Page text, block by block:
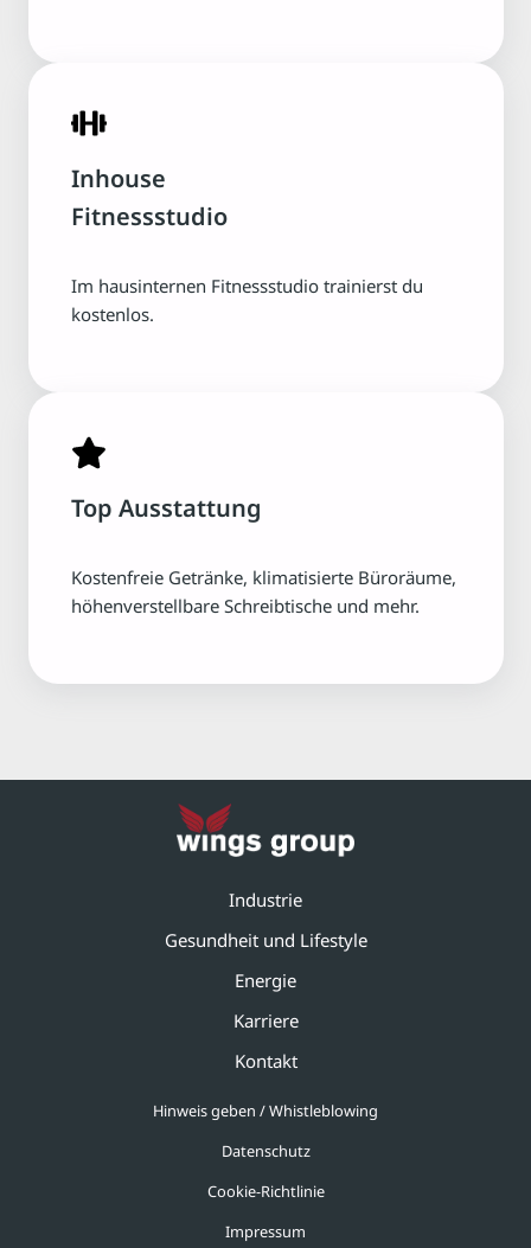
Inhouse
Fitnessstudio
Im hausinternen Fitnessstudio trainierst du
kostenlos.
Top Ausstattung
Kostenfreie Getränke, klimatisierte Büroräume,
höhenverstellbare Schreibtische und mehr.
Industrie
Gesundheit und Lifestyle
Energie
Karriere
Kontakt
Hinweis geben / Whistleblowing
Datenschutz
Cookie-Richtlinie
Impressum